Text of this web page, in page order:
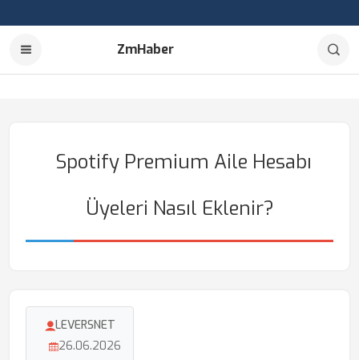
ZmHaber
Spotify Premium Aile Hesabı
Üyeleri Nasıl Eklenir?
LEVERSNET
26.06.2026